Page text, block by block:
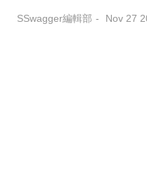
SSwagger編輯部 Nov 27